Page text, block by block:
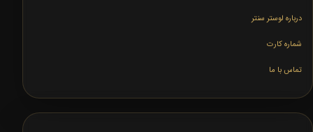
درباره لوستر سنتر
شماره کارت
تماس با ما